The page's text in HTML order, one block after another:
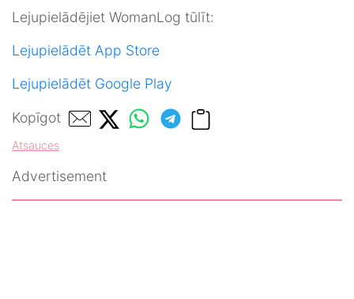
Lejupielādējiet WomanLog tūlīt:
Lejupielādēt App Store
Lejupielādēt Google Play
Kopīgot
Atsauces
Advertisement